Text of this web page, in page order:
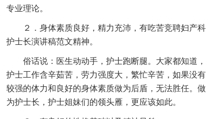
专业理论。
２．身体素质良好，精力充沛，有吃苦竞聘妇产科
护士长演讲稿范文精神。
俗话说：医生动动手，护士跑断腿。大家都知道，
护士工作含辛茹苦，劳力强度大，繁忙辛苦，如果没有
较强的体力和良好的身体素质做为后盾，无法胜任。做
为护士长，护士姐妹们的领头雁，更应该如此。